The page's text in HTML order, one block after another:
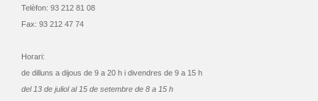
Telèfon: 93 212 81 08
Fax: 93 212 47 74
Horari:
de dilluns a dijous de 9 a 20 h i divendres de 9 a 15 h
del 13 de juliol al 15 de setembre de 8 a 15 h